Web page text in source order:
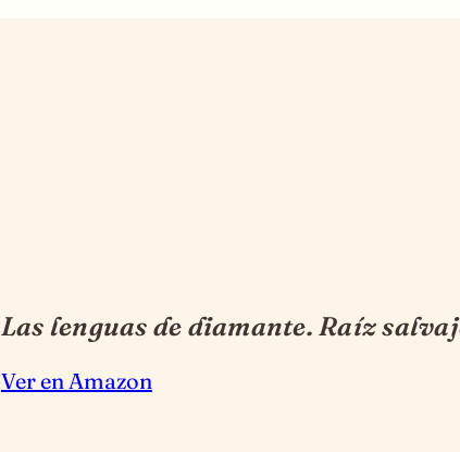
Las lenguas de diamante. Raíz
Ver en Amazon